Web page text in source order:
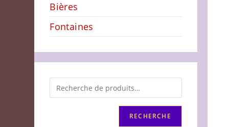
Bières
Fontaines
RECHERCHE